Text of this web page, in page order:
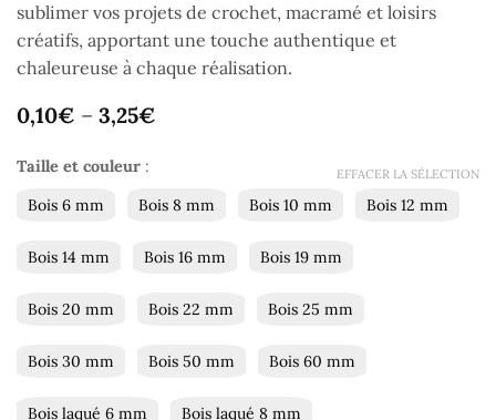
sublimer vos projets de crochet, macramé et loisirs
créatifs, apportant une touche authentique et
chaleureuse à chaque réalisation.
0,10€ – 3,25€
Taille et couleur :
Bois 6 mm
Bois 8 mm Bois 10 mm Bois 12 mm
Bois 14 mm Bois 16 mm Bois 19 mm
Bois 20 mm Bois 22 mm Bois 25 mm
Bois 30 mm Bois 50 mm Bois 60 mm
Bois laqué 6 mm Bois laqué 8 mm
EFFACER LA SÉLECTION